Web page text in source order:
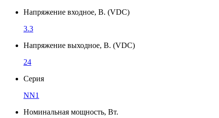
Напряжение входное, В. (VDC)
3.3
Напряжение выходное, В. (VDC)
24
Серия
NN1
Номинальная мощность, Вт.